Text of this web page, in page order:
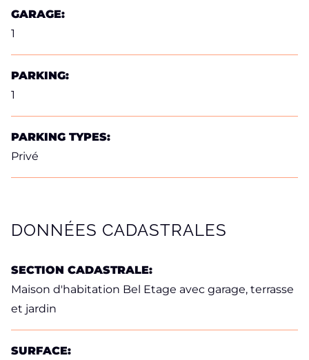
GARAGE:
1
PARKING:
1
PARKING TYPES:
Privé
DONNÉES CADASTRALES
SECTION CADASTRALE:
Maison d'habitation Bel Etage avec garage, terrasse
et jardin
SURFACE: